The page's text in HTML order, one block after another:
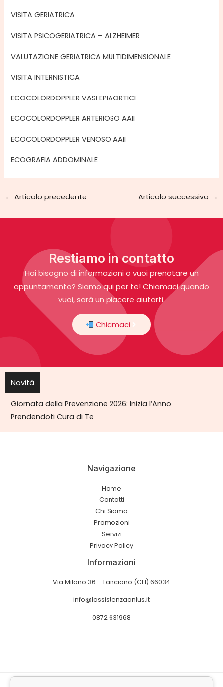
VISITA GERIATRICA
VISITA PSICOGERIATRICA – ALZHEIMER
VALUTAZIONE GERIATRICA MULTIDIMENSIONALE
VISITA INTERNISTICA
ECOCOLORDOPPLER VASI EPIAORTICI
ECOCOLORDOPPLER ARTERIOSO AAII
ECOCOLORDOPPLER VENOSO AAII
ECOGRAFIA ADDOMINALE
← Articolo precedente Articolo successivo →
Restiamo in contatto
Hai bisogno di informazioni o vuoi prenotare un
appuntamento? Siamo qui per te! Chiamaci quando
vuoi, sarà un piacere aiutarti.
Chiamaci
Novità
Giornata della Prevenzione 2026: Inizia l’Anno
Prendendoti Cura di Te
Navigazione
Home
Contatti
Chi Siamo
Promozioni
Servizi
Privacy Policy
Informazioni
Via Milano 36 – Lanciano (CH) 66034
info@lassistenzaonlus.it
0872 631968